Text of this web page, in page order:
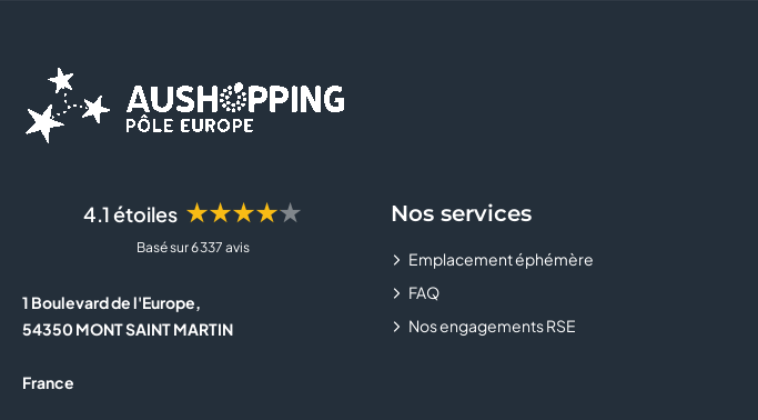
4.1 étoiles ★★★★★
Basé sur 6 337 avis
1 Boulevard de l'Europe,
54350 MONT SAINT MARTIN
France
Nos services
Emplacement éphémère
FAQ
Nos engagements RSE